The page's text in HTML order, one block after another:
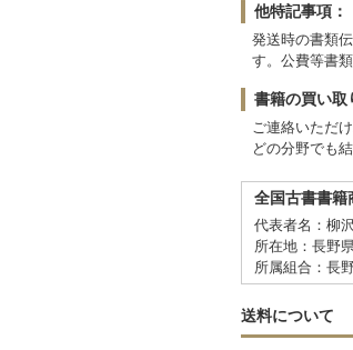
他特記事項：
発送時の書類
す。公費等書
書籍の買い取
ご連絡いただ
どの分野でも結
全国古書書籍
代表者名：柳
所在地：長野
所属組合：長
送料について